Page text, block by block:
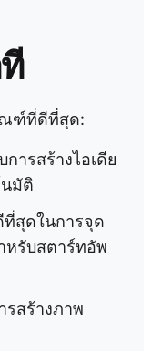
ณฑ์ที่ดีที่สุด:
ารสร้างไอเดีย
มัติ
สุดในการจุด
หรับสตาร์ทอัพ
รสร้างภาพ